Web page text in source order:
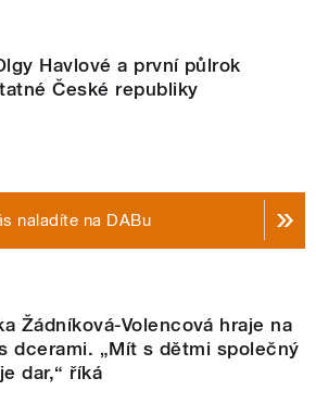
Havlové a první půlrok
České republiky
naladíte na DABu
Žádníková-Volencová hraje na
dcerami. „Mít s dětmi společný
dar,“ říká